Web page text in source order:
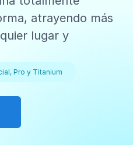
atrayendo más
lugar y
Pro y Titanium